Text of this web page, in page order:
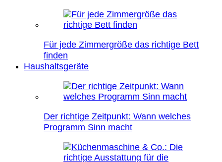
Für jede Zimmergröße das richtige Bett
finden
Haushaltsgeräte
Der richtige Zeitpunkt: Wann welches
Programm Sinn macht